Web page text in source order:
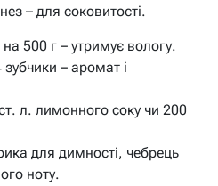
– для соковитості.
500 г – утримує вологу.
– аромат і
л. лимонного соку чи 200
для димності, чебрець
ноту.